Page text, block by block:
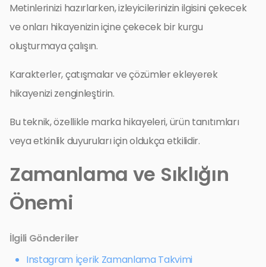
Metinlerinizi hazırlarken, izleyicilerinizin ilgisini çekecek
ve onları hikayenizin içine çekecek bir kurgu
oluşturmaya çalışın.
Karakterler, çatışmalar ve çözümler ekleyerek
hikayenizi zenginleştirin.
Bu teknik, özellikle marka hikayeleri, ürün tanıtımları
veya etkinlik duyuruları için oldukça etkilidir.
Zamanlama ve Sıklığın
Önemi
İlgili Gönderiler
Instagram İçerik Zamanlama Takvimi